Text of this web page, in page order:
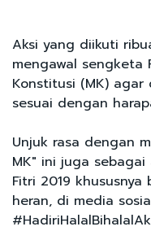
Aksi yang diikuti
mengawal sengketa
Konstitusi (MK)
sesuai dengan
Unjuk rasa dengan
MK" ini juga
Fitri 2019 khususnya
heran, di media